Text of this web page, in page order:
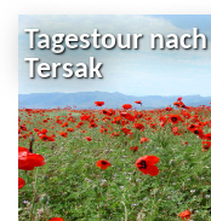
Tagestour
Tersak